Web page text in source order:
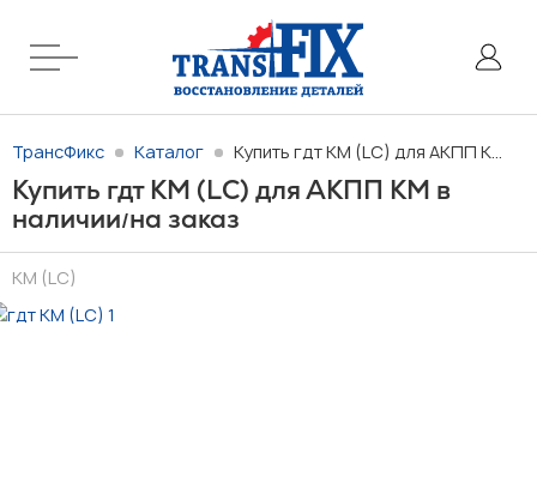
ТрансФикс Каталог Купить гдт KM (LC) для АКПП KM в наличии/на заказ
Купить гдт KM (LC) для АКПП KM в
наличии/на заказ
KM (LC)